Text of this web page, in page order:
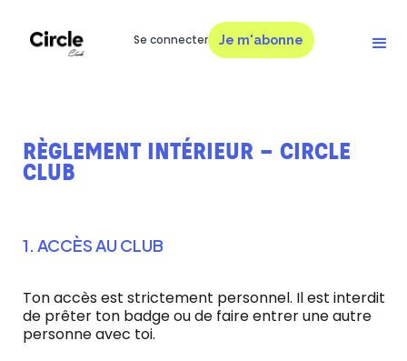
Se connecter Je m'abonne
RÈGLEMENT INTÉRIEUR – CIRCLE
CLUB
1. ACCÈS AU CLUB
Ton accès est strictement personnel. Il est interdit
de prêter ton badge ou de faire entrer une autre
personne avec toi.